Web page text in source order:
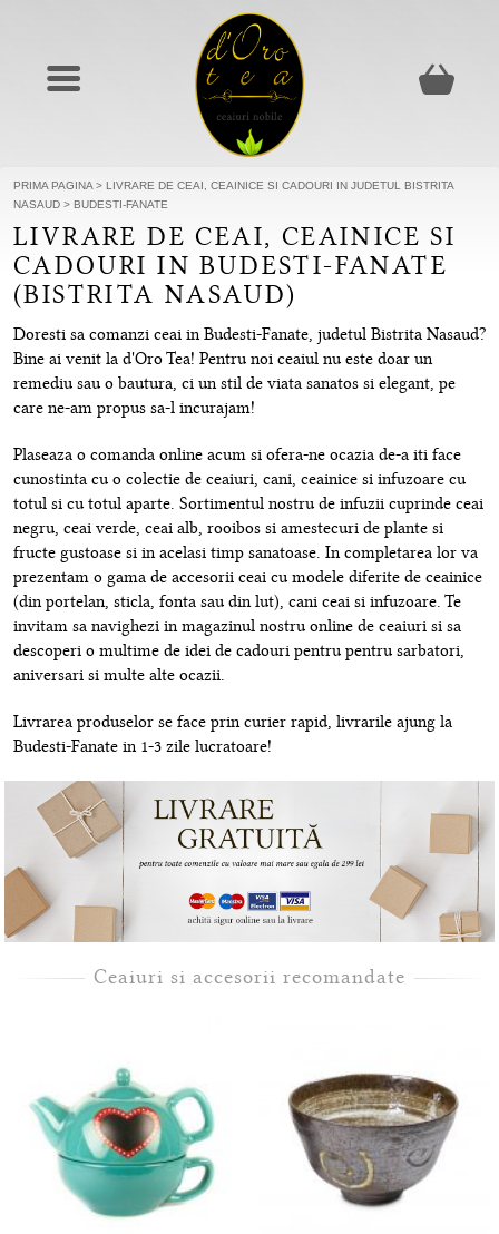
PRIMA PAGINA > LIVRARE DE CEAI, CEAINICE SI CADOURI IN JUDETUL BISTRITA
NASAUD > BUDESTI-FANATE
LIVRARE DE CEAI, CEAINICE SI
CADOURI IN BUDESTI-FANATE
(BISTRITA NASAUD)
Doresti sa comanzi ceai in Budesti-Fanate, judetul Bistrita Nasaud?
Bine ai venit la d'Oro Tea! Pentru noi ceaiul nu este doar un
remediu sau o bautura, ci un stil de viata sanatos si elegant, pe
care ne-am propus sa-l incurajam!
Plaseaza o comanda online acum si ofera-ne ocazia de-a iti face
cunostinta cu o colectie de ceaiuri, cani, ceainice si infuzoare cu
totul si cu totul aparte. Sortimentul nostru de infuzii cuprinde ceai
negru, ceai verde, ceai alb, rooibos si amestecuri de plante si
fructe gustoase si in acelasi timp sanatoase. In completarea lor va
prezentam o gama de accesorii ceai cu modele diferite de ceainice
(din portelan, sticla, fonta sau din lut), cani ceai si infuzoare. Te
invitam sa navighezi in magazinul nostru online de ceaiuri si sa
descoperi o multime de idei de cadouri pentru pentru sarbatori,
aniversari si multe alte ocazii.
Livrarea produselor se face prin curier rapid, livrarile ajung la
Budesti-Fanate in 1-3 zile lucratoare!
Ceaiuri si accesorii recomandate